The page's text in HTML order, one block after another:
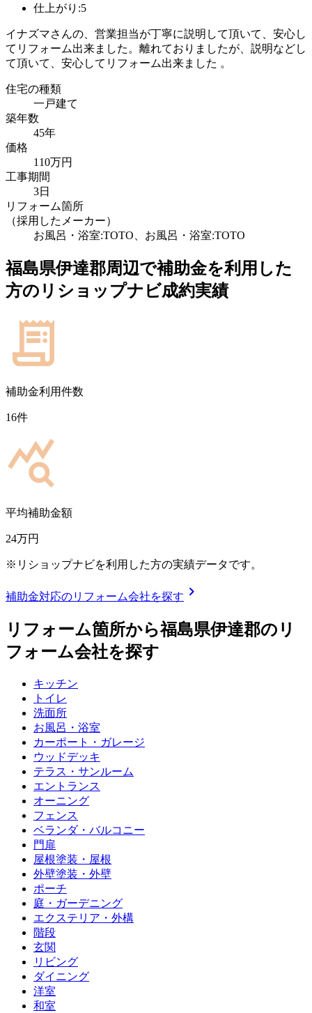
仕上がり:5
イナズマさんの、営業担当が丁寧に説明して頂いて、安心し
てリフォーム出来ました。離れておりましたが、説明などし
て頂いて、安心してリフォーム出来ました 。
住宅の種類
一戸建て
築年数
45年
価格
110万円
工事期間
3日
リフォーム箇所
（採用したメーカー）
お風呂・浴室:TOTO、お風呂・浴室:TOTO
福島県伊達郡周辺で補助金を利用した
方のリショップナビ成約実績
補助金利用件数
16件
平均補助金額
24万円
※リショップナビを利用した方の実績データです。
補助金対応のリフォーム会社を探す chevron_right
リフォーム箇所から福島県伊達郡のリ
フォーム会社を探す
キッチン
トイレ
洗面所
お風呂・浴室
カーポート・ガレージ
ウッドデッキ
テラス・サンルーム
エントランス
オーニング
フェンス
ベランダ・バルコニー
門扉
屋根塗装・屋根
外壁塗装・外壁
ポーチ
庭・ガーデニング
エクステリア・外構
階段
玄関
リビング
ダイニング
洋室
和室